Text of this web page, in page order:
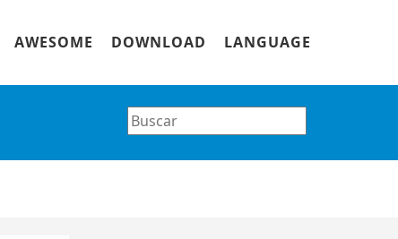
AWESOME DOWNLOAD LANGUAGE